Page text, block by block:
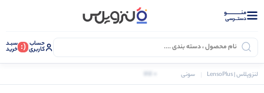
منــــــــــــو
دستــرسی
حساب
کاربری (: سبـد
خرید
لنزوپلاس | LensoPlus سونی